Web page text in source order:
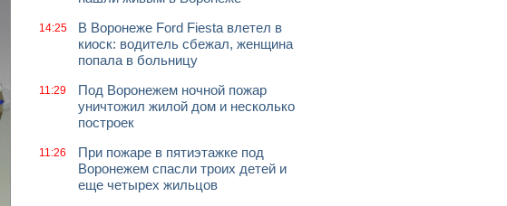
14:25
В Воронеже Ford Fiesta влетел в
киоск: водитель сбежал, женщина
попала в больницу
11:29
Под Воронежем ночной пожар
уничтожил жилой дом и несколько
построек
11:26
При пожаре в пятиэтажке под
Воронежем спасли троих детей и
еще четырех жильцов